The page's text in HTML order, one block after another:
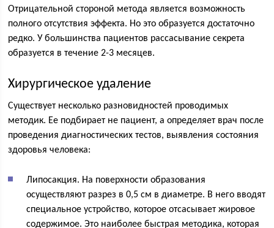
Отрицательной стороной метода является возможность
полного отсутствия эффекта. Но это образуется достаточно
редко. У большинства пациентов рассасывание секрета
образуется в течение 2-3 месяцев.
Хирургическое удаление
Существует несколько разновидностей проводимых
методик. Ее подбирает не пациент, а определяет врач после
проведения диагностических тестов, выявления состояния
здоровья человека:
Липосакция. На поверхности образования
осуществляют разрез в 0,5 см в диаметре. В него вводят
специальное устройство, которое отсасывает жировое
содержимое. Это наиболее быстрая методика, которая